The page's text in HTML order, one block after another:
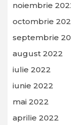
noiembrie
octombrie
septembrie
august 2022
iulie 2022
iunie 2022
mai 2022
aprilie 2022